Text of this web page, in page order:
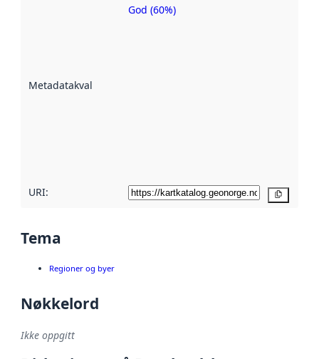
Metadatakvalitet
Metadatakvalitet
God (60%)
URI:
Tema
Regioner og byer
Nøkkelord
Ikke oppgitt